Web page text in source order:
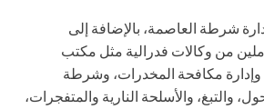
شرطة العاصمة، بالإضافة إلى
من وكالات فدرالية مثل مكتب
وإدارة مكافحة المخدرات، وشرطة
والتبغ، والأسلحة النارية والمتفجرات،